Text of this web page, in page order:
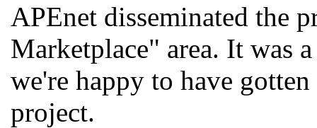
APEnet disseminated the
Marketplace" area. It was
we're happy to have
project.